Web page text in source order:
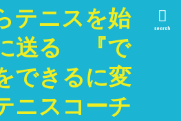
テニスを始
送る 『で
できるに変
ニスコーチ
search